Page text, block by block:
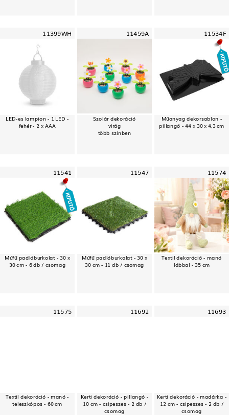
11399WH
LED-es lampion - 1 LED -
fehér - 2 x AAA
11459A
Szolár dekoráció
virág
több színben
11534F
Műanyag dekorsablon -
pillangó - 44 x 30 x 4,3 cm
11541
Műfű padlóburkolat - 30 x
30 cm - 6 db / csomag
11547
Műfű padlóburkolat - 30 x
30 cm - 11 db / csomag
11574
Textil dekoráció - manó
lábbal - 35 cm
11575
Textil dekoráció - manó -
teleszkópos - 60 cm
11692
Kerti dekoráció - pillangó -
10 cm - csipeszes - 2 db /
csomag
11693
Kerti dekoráció - madárka -
12 cm - csipeszes - 2 db /
csomag